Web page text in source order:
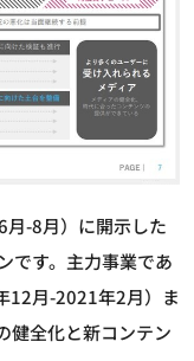
-8月）に開示した
です。主力事業であ
12月-2021年2月）ま
健全化と新コンテン